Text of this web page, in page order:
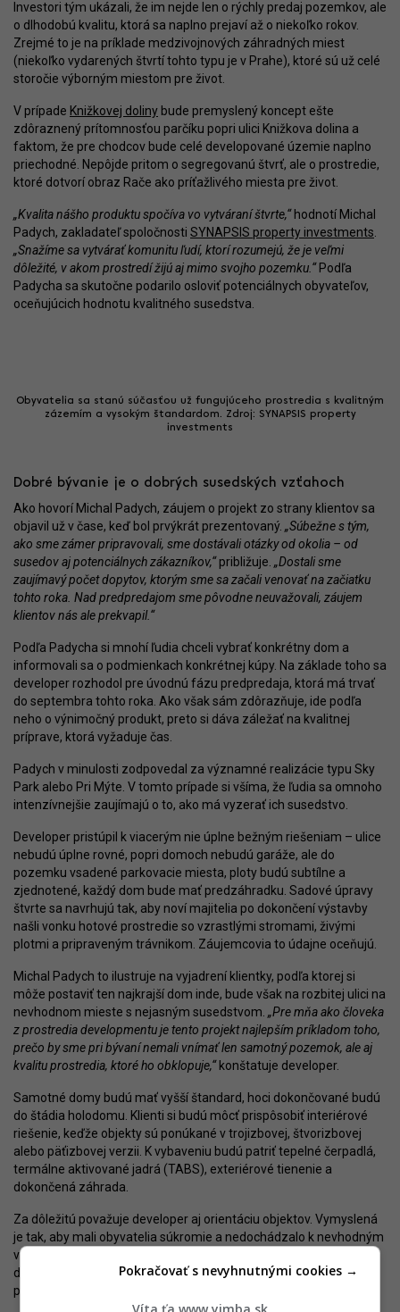
Investori tým ukázali, že im nejde len o rýchly predaj pozemkov, ale
o dlhodobú kvalitu, ktorá sa naplno prejaví až o niekoľko rokov.
Zrejmé to je na príklade medzivojnových záhradných miest
(niekoľko vydarených štvrtí tohto typu je v Prahe), ktoré sú už celé
storočie výborným miestom pre život.
V prípade Knižkovej doliny bude premyslený koncept ešte
zdôraznený prítomnosťou parčíku popri ulici Knižkova dolina a
faktom, že pre chodcov bude celé developované územie naplno
priechodné. Nepôjde pritom o segregovanú štvrť, ale o prostredie,
ktoré dotvorí obraz Rače ako príťažlivého miesta pre život.
„Kvalita nášho produktu spočíva vo vytváraní štvrte,“hodnotí Michal
Padych, zakladateľ spoločnosti SYNAPSIS property investments
„Snažíme sa vytvárať komunitu ľudí, ktorí rozumejú, že je veľmi
dôležité, v akom prostredí žijú aj mimo svojho pozemku.“Podľa
Padycha sa skutočne podarilo osloviť potenciálnych obyvateľov,
oceňujúcich hodnotu kvalitného susedstva.
Obyvatelia sa stanú súčasťou už fungujúceho prostredia s kvalitným
zázemím a vysokým štandardom. Zdroj: SYNAPSIS property
investments
Dobré bývanie je o dobrých susedských vzťahoch
Ako hovorí Michal Padych, záujem o projekt zo strany klientov sa
objavil už v čase, keď bol prvýkrát prezentovaný. „Súbežne s tým,
ako sme zámer pripravovali, sme dostávali otázky od okolia – od
susedov aj potenciálnych zákazníkov,“približuje. „Dostali sme
zaujímavý počet dopytov, ktorým sme sa začali venovať na začiatku
tohto roka. Nad predpredajom sme pôvodne neuvažovali, záujem
klientov nás ale prekvapil.“
Podľa Padycha si mnohí ľudia chceli vybrať konkrétny dom a
informovali sa o podmienkach konkrétnej kúpy. Na základe toho sa
developer rozhodol pre úvodnú fázu predpredaja, ktorá má trvať
do septembra tohto roka. Ako však sám zdôrazňuje, ide podľa
neho o výnimočný produkt, preto si dáva záležať na kvalitnej
príprave, ktorá vyžaduje čas.
Padych v minulosti zodpovedal za významné realizácie typu Sky
Park alebo Pri Mýte. V tomto prípade si všíma, že ľudia sa omnoho
intenzívnejšie zaujímajú o to, ako má vyzerať ich susedstvo.
Developer pristúpil k viacerým nie úplne bežným riešeniam – ulice
nebudú úplne rovné, popri domoch nebudú garáže, ale do
pozemku vsadené parkovacie miesta, ploty budú subtílne a
zjednotené, každý dom bude mať predzáhradku. Sadové úpravy
štvrte sa navrhujú tak, aby noví majitelia po dokončení výstavby
našli vonku hotové prostredie so vzrastlými stromami, živými
plotmi a pripraveným trávnikom. Záujemcovia to údajne oceňujú.
Michal Padych to ilustruje na vyjadrení klientky, podľa ktorej si
môže postaviť ten najkrajší dom inde, bude však na rozbitej ulici na
nevhodnom mieste s nejasným susedstvom. „Pre mňa ako človeka
z prostredia developmentu je tento projekt najlepším príkladom toho,
prečo by sme pri bývaní nemali vnímať len samotný pozemok, ale aj
kvalitu prostredia, ktoré ho obklopuje,“konštatuje developer.
Samotné domy budú mať vyšší štandard, hoci dokončované budú
do štádia holodomu. Klienti si budú môcť prispôsobiť interiérové
riešenie, keďže objekty sú ponúkané v trojizbovej, štvorizbovej
alebo päťizbovej verzii. K vybaveniu budú patriť tepelné čerpadlá,
termálne aktivované jadrá (TABS), exteriérové tienenie a
dokončená záhrada.
Za dôležitú považuje developer aj orientáciu objektov. Vymyslená
je tak, aby mali obyvatelia súkromie a nedochádzalo k nevhodným
výhľadom z jedného domu do druhého (napríklad z jednej spálne
do druhej). Ľudia budú mať privátne terasy a pozemok má
poskytovať priestor pre umiestnenie sauny alebo vírivky.
Víta ťa www.yimba.sk
Pokračovať s nevyhnutnými cookies →